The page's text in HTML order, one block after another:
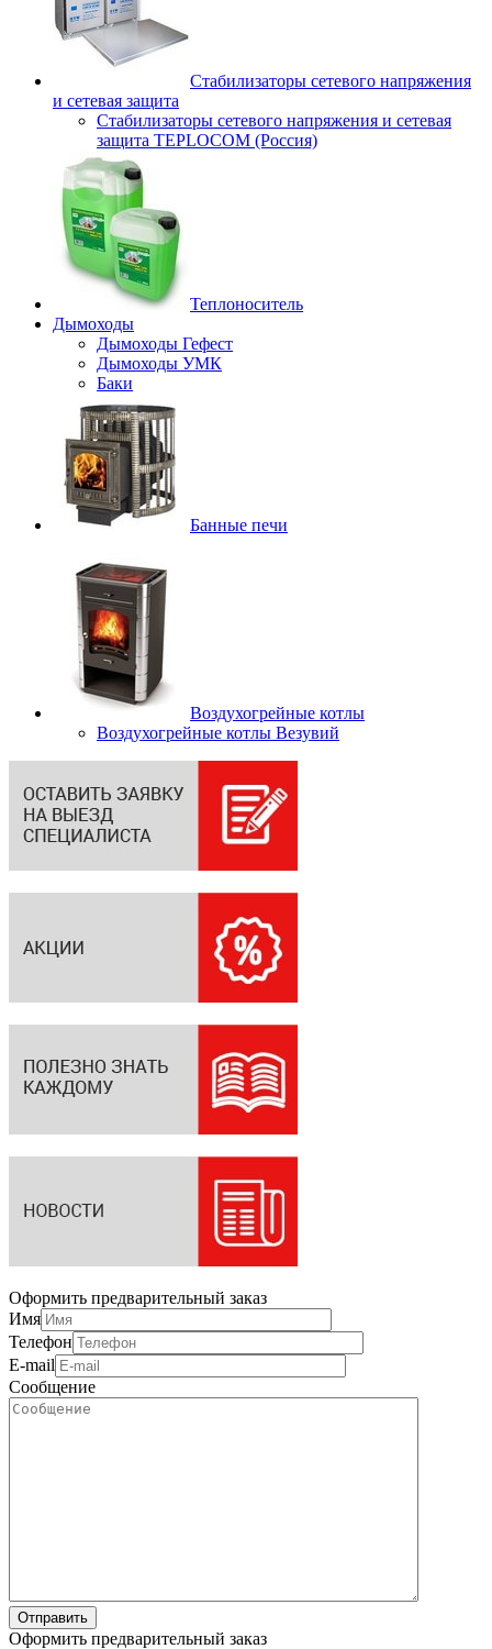
Стабилизаторы сетевого напряжения
и сетевая защита
Стабилизаторы сетевого напряжения и сетевая
защита TEPLOCOM (Россия)
Теплоноситель
Дымоходы
Дымоходы Гефест
Дымоходы УМК
Баки
Банные печи
Воздухогрейные котлы
Воздухогрейные котлы Везувий
Оформить предварительный заказ
Имя
Телефон
E-mail
Сообщение
Оформить предварительный заказ